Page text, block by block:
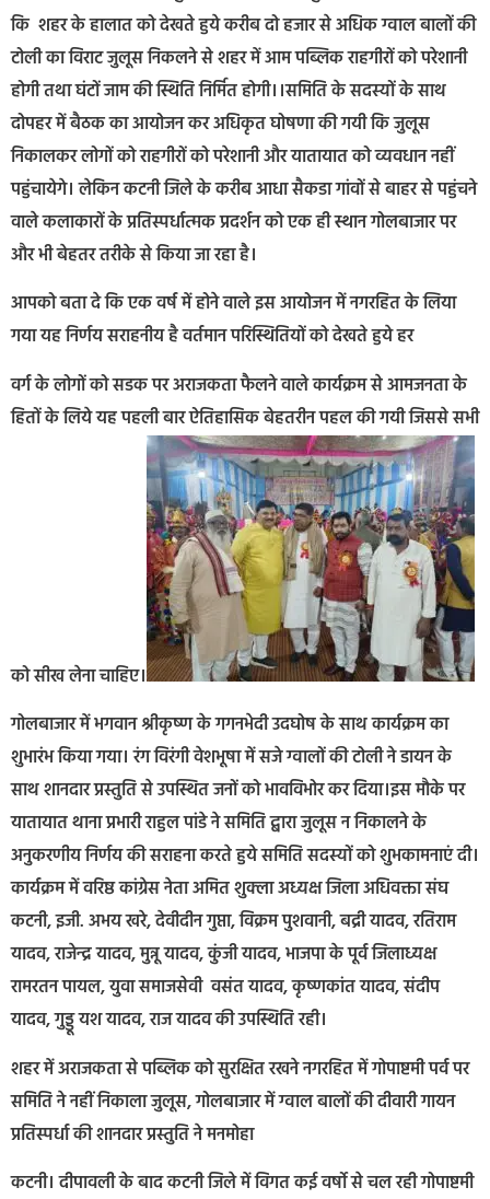
कि शहर के हालात को देखते हुये करीब दो हजार से अधिक ग्वाल बालों की
टोली का विराट जुलूस निकलने से शहर में आम पब्लिक राहगीरों को परेशानी
होगी तथा घंटों जाम की स्थिति निर्मित होगी।।समिति के सदस्यों के साथ
दोपहर में बैठक का आयोजन कर अधिकृत घोषणा की गयी कि जुलूस
निकालकर लोगों को राहगीरों को परेशानी और यातायात को व्यवधान नहीं
पहुंचायेगे। लेकिन कटनी जिले के करीब आधा सैकडा गांवों से बाहर से पहुंचने
वाले कलाकारों के प्रतिस्पर्धात्मक प्रदर्शन को एक ही स्थान गोलबाजार पर
और भी बेहतर तरीके से किया जा रहा है।
आपको बता दे कि एक वर्ष में होने वाले इस आयोजन में नगरहित के लिया
गया यह निर्णय सराहनीय है वर्तमान परिस्थितियों को देखते हुये हर
वर्ग के लोगों को सडक पर अराजकता फैलने वाले कार्यक्रम से आमजनता के
हितों के लिये यह पहली बार ऐतिहासिक बेहतरीन पहल की गयी जिससे सभी
को सीख लेना चाहिए।
गोलबाजार में भगवान श्रीकृष्ण के गगनभेदी उदघोष के साथ कार्यक्रम का
शुभारंभ किया गया। रंग विरंगी वेशभूषा में सजे ग्वालों की टोली ने डायन के
साथ शानदार प्रस्तुति से उपस्थित जनों को भावविभोर कर दिया।इस मौके पर
यातायात थाना प्रभारी राहुल पांडे ने समिति द्बारा जुलूस न निकालने के
अनुकरणीय निर्णय की सराहना करते हुये समिति सदस्यों को शुभकामनाएं दी।
कार्यक्रम में वरिष्ठ कांग्रेस नेता अमित शुक्ला अध्यक्ष जिला अधिवक्ता संघ
कटनी, इजी. अभय खरे, देवीदीन गुप्ता, विक्रम पुशवानी, बद्री यादव, रतिराम
यादव, राजेन्द्र यादव, मुन्नू यादव, कुंजी यादव, भाजपा के पूर्व जिलाध्यक्ष
रामरतन पायल, युवा समाजसेवी वसंत यादव, कृष्णकांत यादव, संदीप
यादव, गुड्डू यश यादव, राज यादव की उपस्थिति रही।
शहर में अराजकता से पब्लिक को सुरक्षित रखने नगरहित में गोपाष्टमी पर्व पर
समिति ने नहीं निकाला जुलूस, गोलबाजार में ग्वाल बालों की दीवारी गायन
प्रतिस्पर्धा की शानदार प्रस्तुति ने मनमोहा
कटनी। दीपावली के बाद कटनी जिले में विगत कई वर्षो से चल रही गोपाष्टमी